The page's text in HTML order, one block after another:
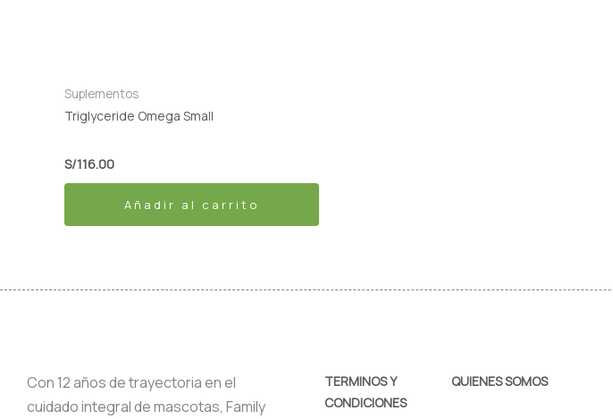
Suplementos
Triglyceride Omega Small
S/116.00
Añadir al carrito
Con 12 años de trayectoria en el
cuidado integral de mascotas, Family
TERMINOS Y
CONDICIONES
QUIENES SOMOS